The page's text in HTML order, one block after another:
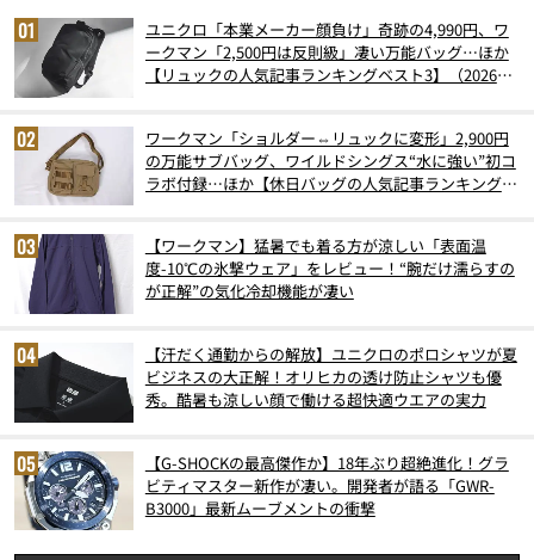
ユニクロ「本業メーカー顔負け」奇跡の4,990円、ワ
ークマン「2,500円は反則級」凄い万能バッグ…ほか
【リュックの人気記事ランキングベスト3】（2026年
ワークマン「ショルダー⇔リュックに変形」2,900円
の万能サブバッグ、ワイルドシングス“水に強い”初コ
ラボ付録…ほか【休日バッグの人気記事ランキングベ
【ワークマン】猛暑でも着る方が涼しい「表面温
度-10℃の氷撃ウェア」をレビュー！“腕だけ濡らすの
が正解”の気化冷却機能が凄い
【汗だく通勤からの解放】ユニクロのポロシャツが夏
ビジネスの大正解！オリヒカの透け防止シャツも優
秀。酷暑も涼しい顔で働ける超快適ウエアの実力
【G-SHOCKの最高傑作か】18年ぶり超絶進化！グラ
ビティマスター新作が凄い。開発者が語る「GWR-
B3000」最新ムーブメントの衝撃